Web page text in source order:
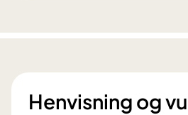
Henvisning og